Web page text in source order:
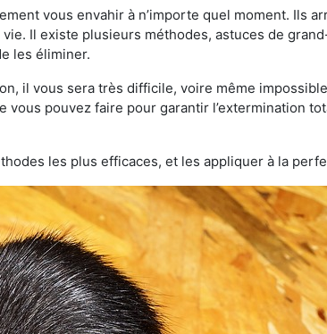
vous envahir à n’importe quel moment. Ils
Il existe plusieurs méthodes, astuces de
les éliminer.
il vous sera très difficile, voire même
pouvez faire pour garantir l’extermination
les plus efficaces, et les appliquer à la